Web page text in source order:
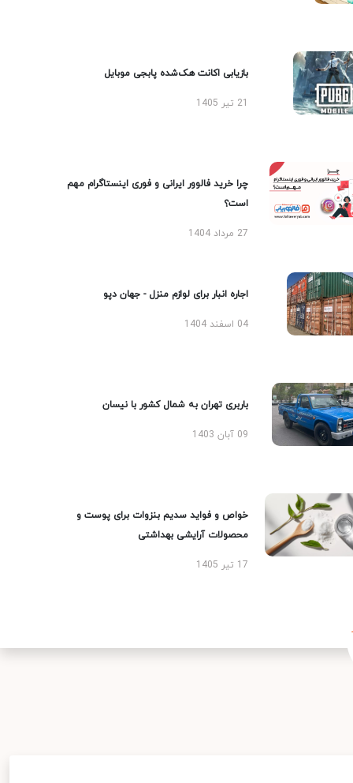
بازیابی اکانت هک‌شده پابجی موبایل
چرا خرید فالوور ایرانی و فوری اینستاگرام مهم
است؟
27 مرداد 1404
اجاره انبار برای لوازم منزل - جهان دپو
04 اسفند 1404
باربری تهران به شمال کشور با نیسان
09 آبان 1403
خواص و فواید سدیم بنزوات برای پوست و
محصولات آرایشی بهداشتی
17 تیر 1405